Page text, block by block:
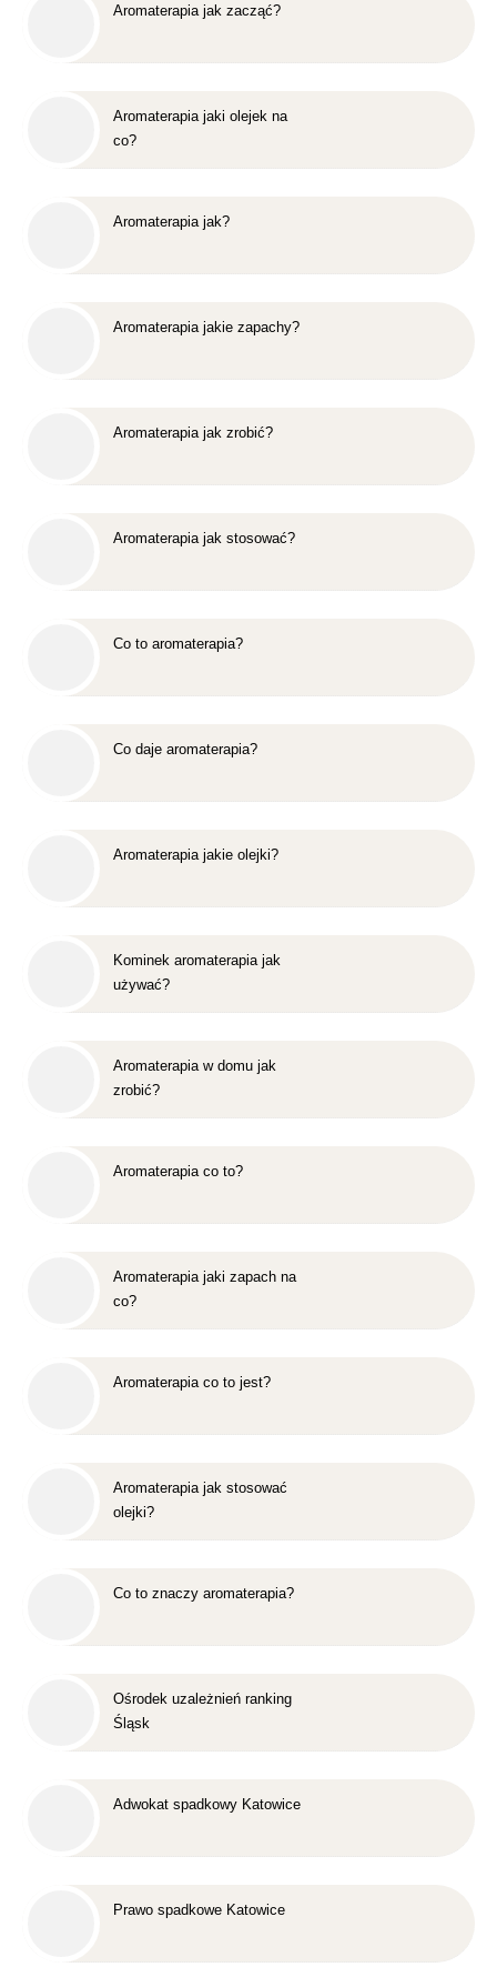
Aromaterapia jak zacząć?
Aromaterapia jaki olejek na
co?
Aromaterapia jak?
Aromaterapia jakie zapachy?
Aromaterapia jak zrobić?
Aromaterapia jak stosować?
Co to aromaterapia?
Co daje aromaterapia?
Aromaterapia jakie olejki?
Kominek aromaterapia jak
używać?
Aromaterapia w domu jak
zrobić?
Aromaterapia co to?
Aromaterapia jaki zapach na
co?
Aromaterapia co to jest?
Aromaterapia jak stosować
olejki?
Co to znaczy aromaterapia?
Ośrodek uzależnień ranking
Śląsk
Adwokat spadkowy Katowice
Prawo spadkowe Katowice